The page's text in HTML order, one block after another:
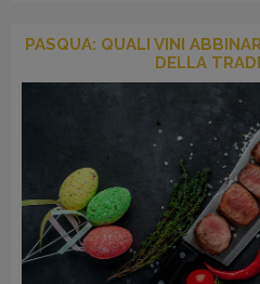
PASQUA: QUALI VINI
DELLA